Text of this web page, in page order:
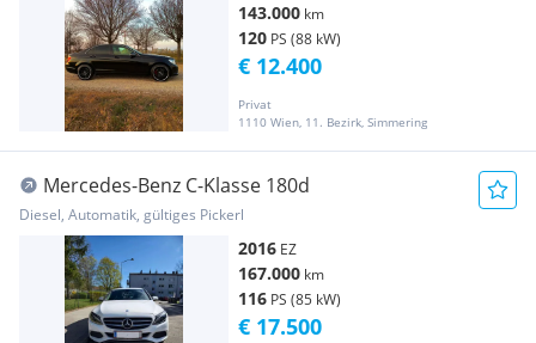
143.000 km
120 PS (88 kW)
Privat
1110 Wien, 11. Bezirk, Simmering
€ 12.400
Mercedes-Benz C-Klasse 180d
Diesel, Automatik, gültiges Pickerl
2016 EZ
167.000 km
116 PS (85 kW)
€ 17.500